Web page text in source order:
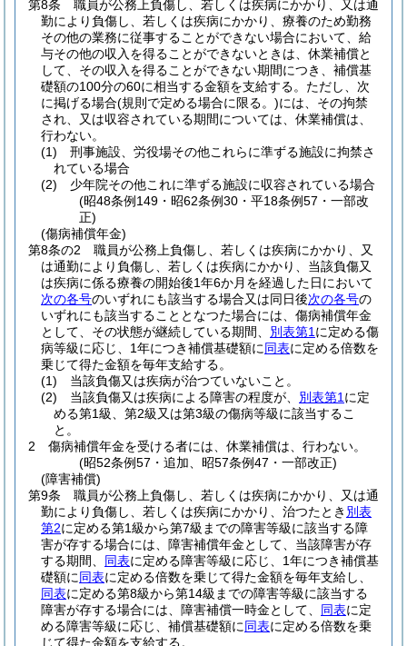
第8条
職員が公務上負傷し、若しくは疾病にかかり、又は通
勤により負傷し、若しくは疾病にかかり、療養のため勤務
その他の業務に従事することができない場合において、給
与その他の収入を得ることができないときは、休業補償と
して、その収入を得ることができない期間につき、補償基
礎額の100分の60に相当する金額を支給する。 ただし、次
に掲げる場合(規則で定める場合に限る。)には、その拘禁
され、又は収容されている期間については、休業補償は、
行わない。
(1)
刑事施設、労役場その他これらに準ずる施設に拘禁さ
れている場合
(2)
少年院その他これに準ずる施設に収容されている場合
(昭48条例149・昭62条例30・平18条例57・一部改
正)
(傷病補償年金)
第8条の2
職員が公務上負傷し、若しくは疾病にかかり、又
は通勤により負傷し、若しくは疾病にかかり、当該負傷又
は疾病に係る療養の開始後1年6か月を経過した日において
次の各号のいずれにも該当する場合又は同日後次の各号の
いずれにも該当することとなつた場合には、傷病補償年金
として、その状態が継続している期間、 別表第1 に定める傷
病等級に応じ、1年につき補償基礎額に同表に定める倍数を
乗じて得た金額を毎年支給する。
(1)
当該負傷又は疾病が治つていないこと。
(2)
当該負傷又は疾病による障害の程度が、 別表第1 に定
める第1級、第2級又は第3級の傷病等級に該当するこ
と。
2
傷病補償年金を受ける者には、休業補償は、行わない。
(昭52条例57・追加、昭57条例47・一部改正)
(障害補償)
第9条
職員が公務上負傷し、若しくは疾病にかかり、又は通
勤により負傷し、若しくは疾病にかかり、治つたとき 別表
第2に定める第1級から第7級までの障害等級に該当する障
害が存する場合には、障害補償年金として、当該障害が存
する期間、 同表に定める障害等級に応じ、1年につき補償基
礎額に同表に定める倍数を乗じて得た金額を毎年支給し、
同表に定める第8級から第14級までの障害等級に該当する
障害が存する場合には、障害補償一時金として、 同表に定
める障害等級に応じ、補償基礎額に同表に定める倍数を乗
じて得た金額を支給する。